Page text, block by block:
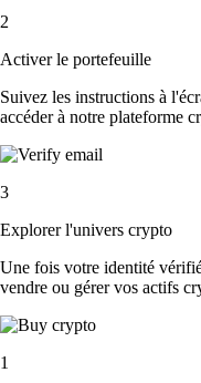
2
Activer le portefeuille
Suivez les instructions à
accéder à notre plateforme
3
Explorer l'univers crypto
Une fois votre identité
vendre ou gérer vos actifs
1